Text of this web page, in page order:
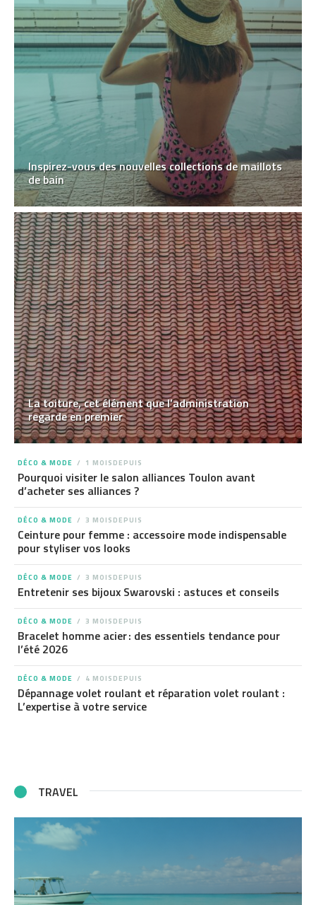
Inspirez-vous des nouvelles collections de maillots
de bain
La toiture, cet élément que l’administration
regarde en premier
DÉCO & MODE 1 MOISDEPUIS
Pourquoi visiter le salon alliances Toulon avant
d’acheter ses alliances ?
DÉCO & MODE 3 MOISDEPUIS
Ceinture pour femme : accessoire mode indispensable
pour styliser vos looks
DÉCO & MODE 3 MOISDEPUIS
Entretenir ses bijoux Swarovski : astuces et conseils
DÉCO & MODE 3 MOISDEPUIS
Bracelet homme acier : des essentiels tendance pour
l’été 2026
DÉCO & MODE 4 MOISDEPUIS
Dépannage volet roulant et réparation volet roulant :
L’expertise à votre service
TRAVEL